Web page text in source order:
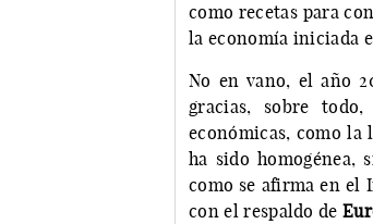
como recetas para
la economía iniciada
No en vano, el año
gracias, sobre
económicas, como la
ha sido homogénea,
como se afirma en el
con el respaldo de